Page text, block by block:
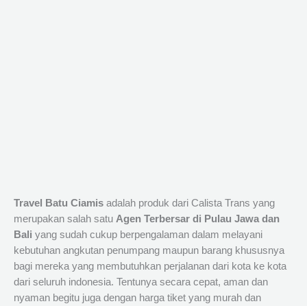
Travel Batu Ciamis adalah produk dari Calista Trans yang
merupakan salah satu Agen Terbersar di Pulau Jawa dan
Bali yang sudah cukup berpengalaman dalam melayani
kebutuhan angkutan penumpang maupun barang khususnya
bagi mereka yang membutuhkan perjalanan dari kota ke kota
dari seluruh indonesia. Tentunya secara cepat, aman dan
nyaman begitu juga dengan harga tiket yang murah dan